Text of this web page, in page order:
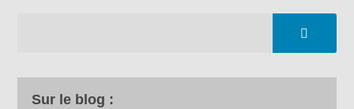
Sur le blog :